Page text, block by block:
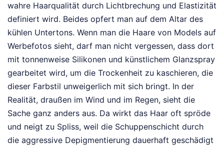
wahre Haarqualität durch Lichtbrechung und Elastizität
definiert wird. Beides opfert man auf dem Altar des
kühlen Untertons. Wenn man die Haare von Models auf
Werbefotos sieht, darf man nicht vergessen, dass dort
mit tonnenweise Silikonen und künstlichem Glanzspray
gearbeitet wird, um die Trockenheit zu kaschieren, die
dieser Farbstil unweigerlich mit sich bringt. In der
Realität, draußen im Wind und im Regen, sieht die
Sache ganz anders aus. Da wirkt das Haar oft spröde
und neigt zu Spliss, weil die Schuppenschicht durch
die aggressive Depigmentierung dauerhaft geschädigt